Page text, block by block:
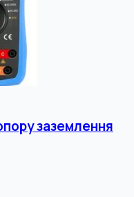
заземлення